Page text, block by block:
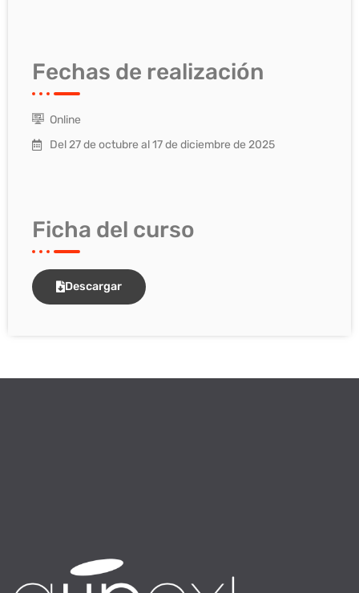
Fechas de realización
Online
Del 27 de octubre al 17 de diciembre de 2025
Ficha del curso
Descargar